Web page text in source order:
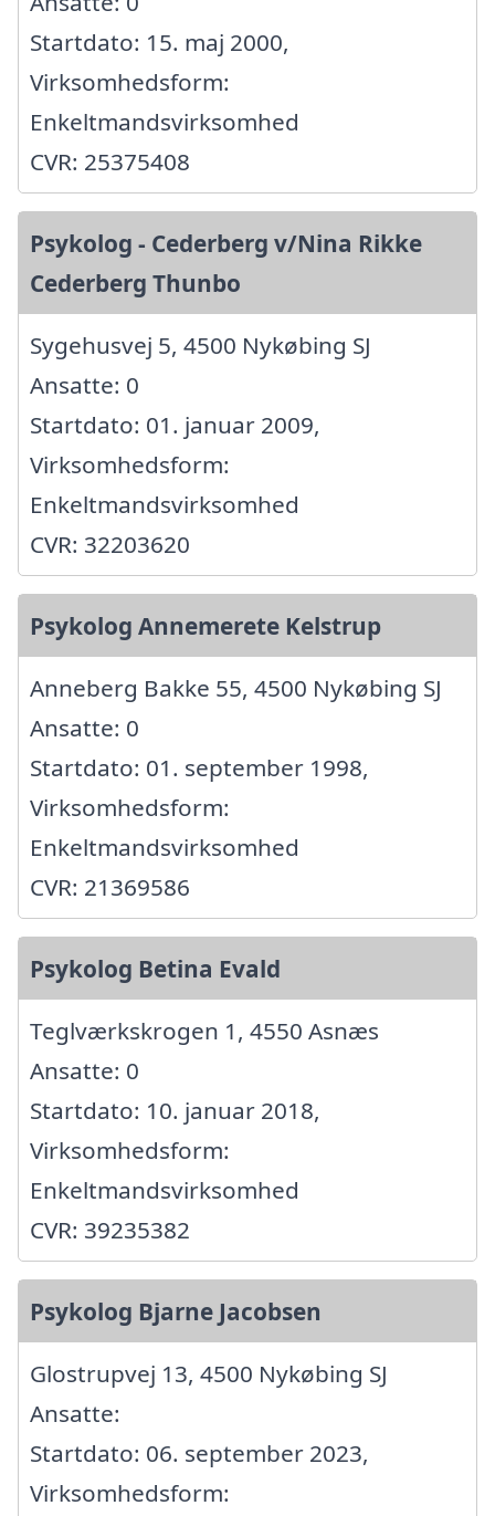
Startdato: 15. maj 2000,
Virksomhedsform:
Enkeltmandsvirksomhed
CVR: 25375408
Psykolog - Cederberg v/Nina Rikke
Cederberg Thunbo
Sygehusvej 5, 4500 Nykøbing SJ
Ansatte: 0
Startdato: 01. januar 2009,
Virksomhedsform:
Enkeltmandsvirksomhed
CVR: 32203620
Psykolog Annemerete Kelstrup
Anneberg Bakke 55, 4500 Nykøbing SJ
Ansatte: 0
Startdato: 01. september 1998,
Virksomhedsform:
Enkeltmandsvirksomhed
CVR: 21369586
Psykolog Betina Evald
Teglværkskrogen 1, 4550 Asnæs
Ansatte: 0
Startdato: 10. januar 2018,
Virksomhedsform:
Enkeltmandsvirksomhed
CVR: 39235382
Psykolog Bjarne Jacobsen
Glostrupvej 13, 4500 Nykøbing SJ
Ansatte:
Startdato: 06. september 2023,
Virksomhedsform: